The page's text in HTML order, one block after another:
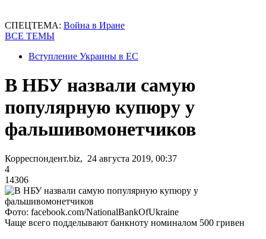
СПЕЦТЕМА: Война в Иране
ВСЕ ТЕМЫ
Вступление Украины в ЕС
В НБУ назвали самую
популярную купюру у
фальшивомонетчиков
Корреспондент.biz, 24 августа 2019, 00:37
4
14306
Фото: facebook.com/NationalBankOfUkraine
Чаще всего подделывают банкноту номиналом 500 гривен